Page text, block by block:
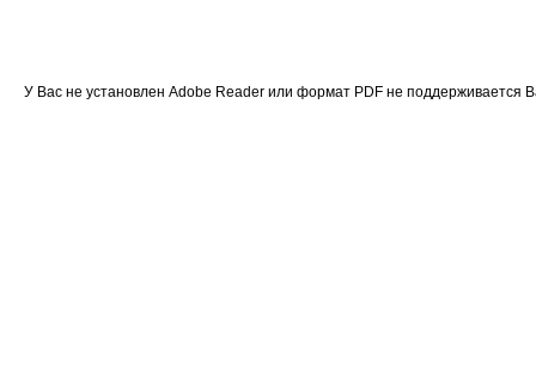
У Вас не установлен Adobe Reader или формат PDF не поддерживается